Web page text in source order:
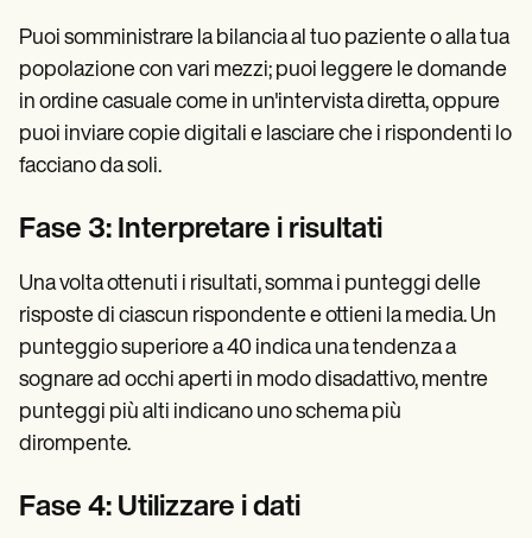
Puoi somministrare la bilancia al tuo paziente o alla tua
popolazione con vari mezzi; puoi leggere le domande
in ordine casuale come in un'intervista diretta, oppure
puoi inviare copie digitali e lasciare che i rispondenti lo
facciano da soli.
Fase 3: Interpretare i risultati
Una volta ottenuti i risultati, somma i punteggi delle
risposte di ciascun rispondente e ottieni la media. Un
punteggio superiore a 40 indica una tendenza a
sognare ad occhi aperti in modo disadattivo, mentre
punteggi più alti indicano uno schema più
dirompente.
Fase 4: Utilizzare i dati